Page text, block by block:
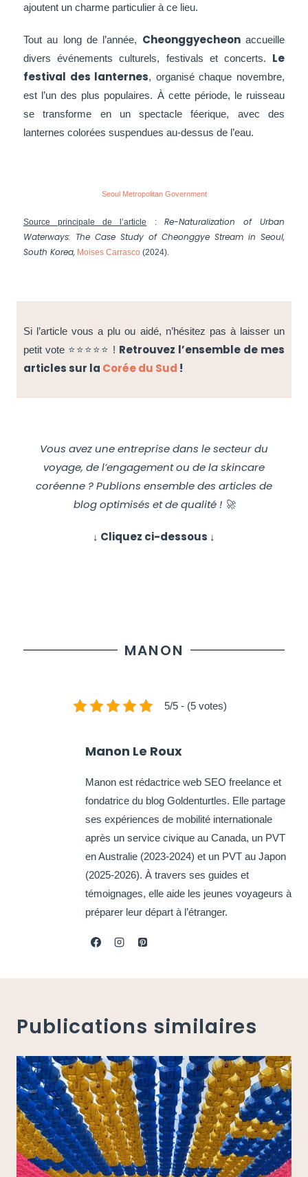
ajoutent un charme particulier à ce lieu.
Tout au long de l’année, Cheonggyecheonaccueille
divers événements culturels, festivals et concerts. Le
festival des lanternes, organisé chaque novembre,
est l’un des plus populaires. À cette période, le ruisseau
se transforme en un spectacle féerique, avec des
lanternes colorées suspendues au-dessus de l’eau.
Seoul Metropolitan Government
Source principale de l’article : Re-Naturalization of Urban
Waterways: The Case Study of Cheonggye Stream in Seoul,
South Korea, Moises Carrasco (2024).
Si l’article vous a plu ou aidé, n’hésitez pas à laisser un
petit vote ⭐⭐⭐⭐⭐ ! Retrouvez l’ensemble de mes
articles sur la Corée du Sud !
Vous avez une entreprise dans le secteur du
voyage, de l’engagement ou de la skincare
coréenne ? Publions ensemble des articles de
blog optimisés et de qualité ! 🚀
↓ Cliquez ci-dessous ↓
MANON
5/5 - (5 votes)
Manon Le Roux
Manon est rédactrice web SEO freelance et
fondatrice du blog Goldenturtles. Elle partage
ses expériences de mobilité internationale
après un service civique au Canada, un PVT
en Australie (2023-2024) et un PVT au Japon
(2025-2026). À travers ses guides et
témoignages, elle aide les jeunes voyageurs à
préparer leur départ à l’étranger.
Publications similaires